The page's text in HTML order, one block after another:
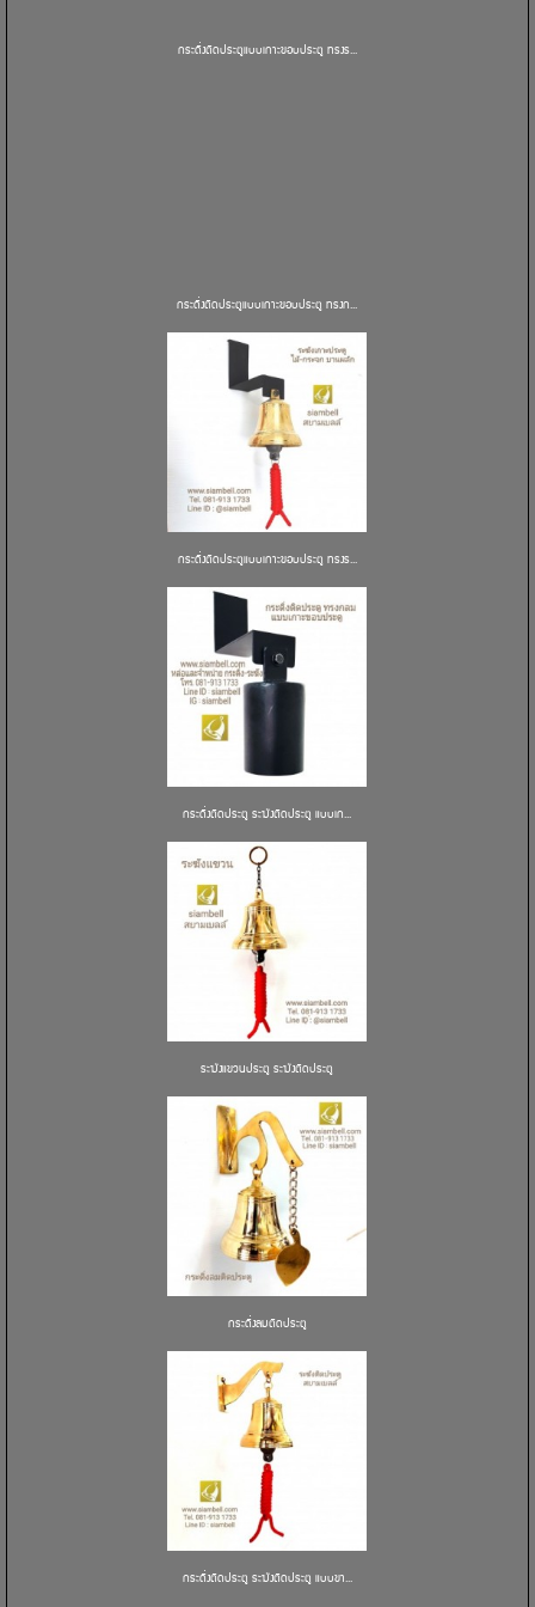
กระดิ่งติดประตูแบบเกาะขอบประตู ทรงร...
กระดิ่งติดประตูแบบเกาะขอบประตู ทรงก...
กระดิ่งติดประตูแบบเกาะขอบประตู ทรงร...
กระดิ่งติดประตู ระฆังติดประตู แบบเก...
ระฆังแขวนประตู ระฆังติดประตู
กระดิ่งลมติดประตู
กระดิ่งติดประตู ระฆังติดประตู แบบขา...